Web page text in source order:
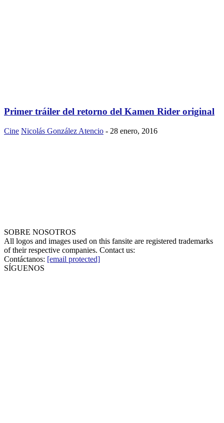
Primer tráiler del retorno del Kamen Rider original
Cine Nicolás González Atencio - 28 enero, 2016
SOBRE NOSOTROS
All logos and images used on this fansite are registered trademarks
of their respective companies. Contact us:
Contáctanos: [email protected]
SÍGUENOS